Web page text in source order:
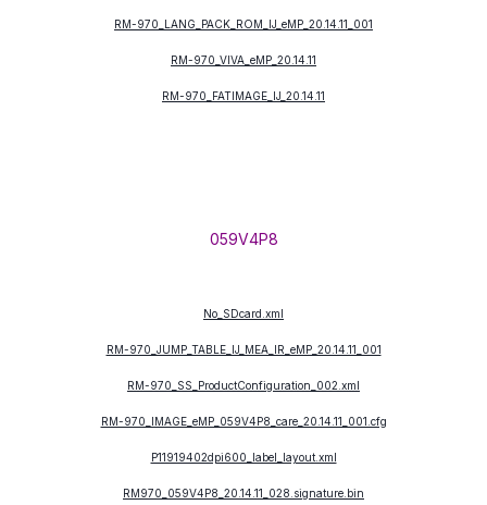
RM-970_LANG_PACK_ROM_IJ_eMP_20.14.11_001
RM-970_VIVA_eMP_20.14.11
RM-970_FATIMAGE_IJ_20.14.11
059V4P8
No_SDcard.xml
RM-970_JUMP_TABLE_IJ_MEA_IR_eMP_20.14.11_001
RM-970_SS_ProductConfiguration_002.xml
RM-970_IMAGE_eMP_059V4P8_care_20.14.11_001.cfg
P11919402dpi600_label_layout.xml
RM970_059V4P8_20.14.11_028.signature.bin